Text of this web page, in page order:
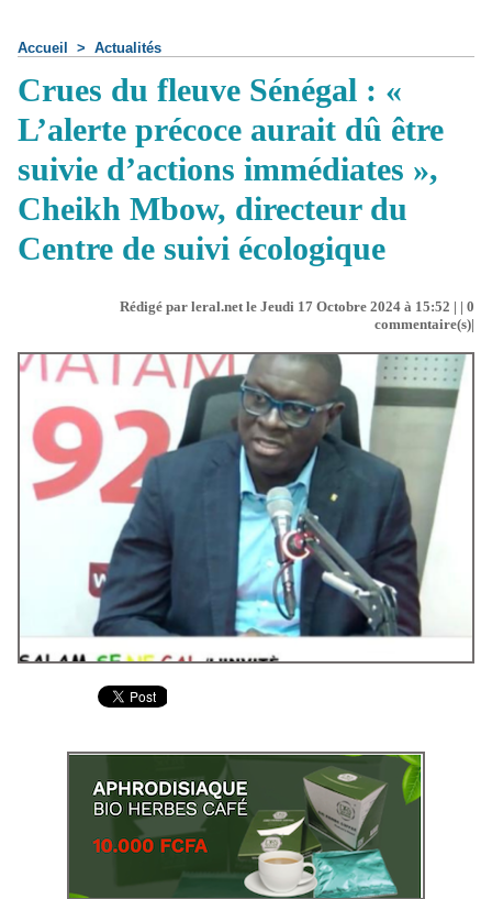
Accueil > Actualités
Crues du fleuve Sénégal : «
L’alerte précoce aurait dû être
suivie d’actions immédiates »,
Cheikh Mbow, directeur du
Centre de suivi écologique
Rédigé par leral.net le Jeudi 17 Octobre 2024 à 15:52 | | 0
commentaire(s)|